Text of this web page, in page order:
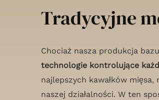
Tradycyjne
Chociaż nasza produkcja
technologie kontrolujące
najlepszych kawałków
naszej działalności. W ten